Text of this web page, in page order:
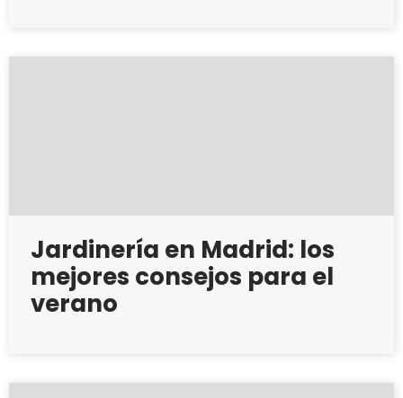
Jardinería en Madrid: los
mejores consejos para el
verano